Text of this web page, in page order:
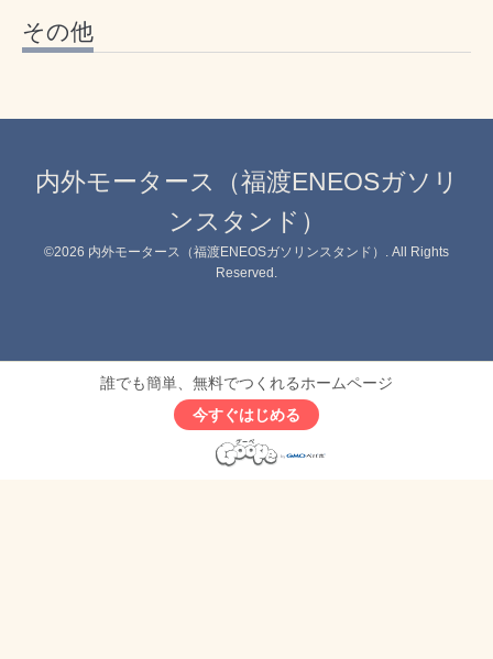
その他
内外モータース（福渡ENEOSガソリ
ンスタンド）
©2026 内外モータース（福渡ENEOSガソリンスタンド）
. All Rights
Reserved.
誰でも簡単、無料でつくれるホームページ
今すぐはじめる